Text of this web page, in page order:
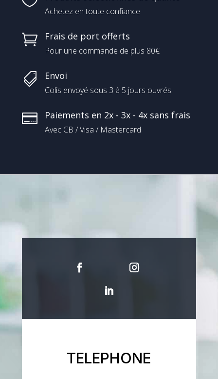
Achetez en toute confiance
 Frais de port offerts
Pour une commande de plus 80€
 Envoi
Colis envoyé sous 3 à 5 jours ouvrés
 Paiements en 2x - 3x - 4x sans frais
Avec CB / Visa / Mastercard
TELEPHONE